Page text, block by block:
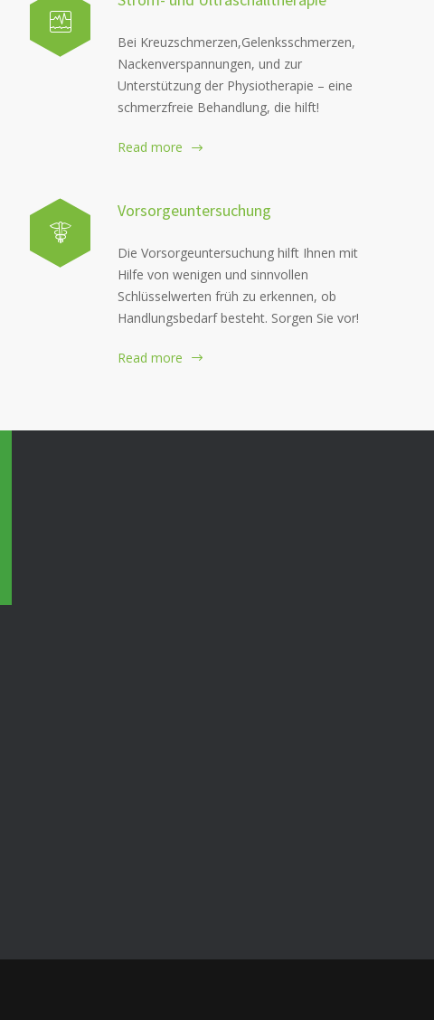
Bei Kreuzschmerzen,Gelenksschmerzen,
Nackenverspannungen, und zur
Unterstützung der Physiotherapie – eine
schmerzfreie Behandlung, die hilft!
Read more
Vorsorgeuntersuchung
Die Vorsorgeuntersuchung hilft Ihnen mit
Hilfe von wenigen und sinnvollen
Schlüsselwerten früh zu erkennen, ob
Handlungsbedarf besteht. Sorgen Sie vor!
Read more